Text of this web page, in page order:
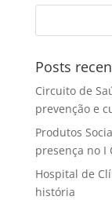
Posts
Circuito de
prevenção e
Produtos
presença no I
Hospital de
história